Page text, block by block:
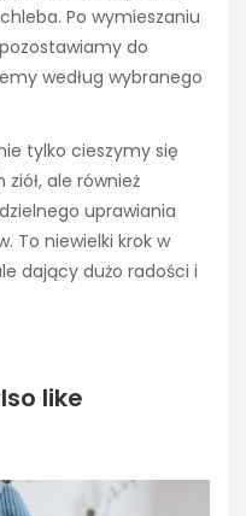
Po wymieszaniu
do
według wybranego
tylko cieszymy się
ale również
uprawiania
To niewielki krok w
dający dużo radości i
like